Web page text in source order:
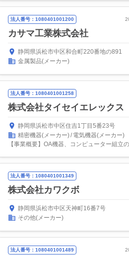
法人番号：1080401001200
カサマ工業株式会社
静岡県浜松市中区和合町220番地の891
金属製品(メーカー)
法人番号：1080401001258
株式会社タイセイエレックス
静岡県浜松市中区住吉1丁目5番23号
精密機器(メーカー) 電気機器(メーカー)
【事業概要】OA機器、コンピューター組立
法人番号：1080401001349
株式会社カワクボ
静岡県浜松市中区天神町16番7号
その他(メーカー)
法人番号：1080401001489